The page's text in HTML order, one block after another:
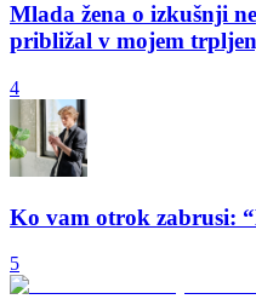
Mlada žena o izkušnji
približal v mojem
4
Ko vam otrok zabrusi:
5